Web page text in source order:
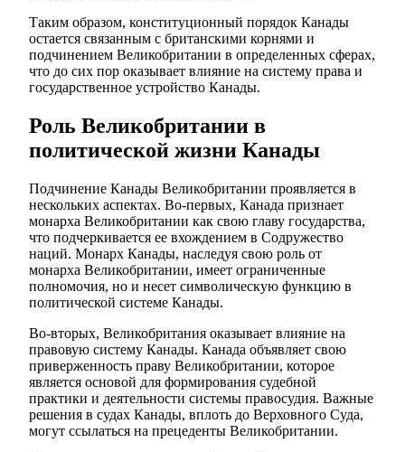
Таким образом, конституционный порядок Канады
остается связанным с британскими корнями и
подчинением Великобритании в определенных сферах,
что до сих пор оказывает влияние на систему права и
государственное устройство Канады.
Роль Великобритании в
политической жизни Канады
Подчинение Канады Великобритании проявляется в
нескольких аспектах. Во-первых, Канада признает
монарха Великобритании как свою главу государства,
что подчеркивается ее вхождением в Содружество
наций. Монарх Канады, наследуя свою роль от
монарха Великобритании, имеет ограниченные
полномочия, но и несет символическую функцию в
политической системе Канады.
Во-вторых, Великобритания оказывает влияние на
правовую систему Канады. Канада объявляет свою
приверженность праву Великобритании, которое
является основой для формирования судебной
практики и деятельности системы правосудия. Важные
решения в судах Канады, вплоть до Верховного Суда,
могут ссылаться на прецеденты Великобритании.